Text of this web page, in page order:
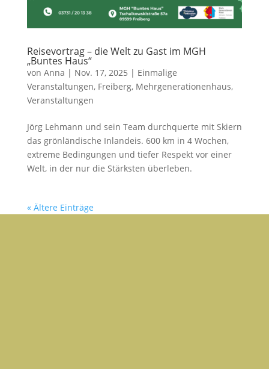
Reisevortrag – die Welt zu Gast im MGH
„Buntes Haus“
von Anna | Nov. 17, 2025 | Einmalige
Veranstaltungen, Freiberg, Mehrgenerationenhaus,
Veranstaltungen
Jörg Lehmann und sein Team durchquerte mit Skiern
das grönländische Inlandeis. 600 km in 4 Wochen,
extreme Bedingungen und tiefer Respekt vor einer
Welt, in der nur die Stärksten überleben.
« Ältere Einträge